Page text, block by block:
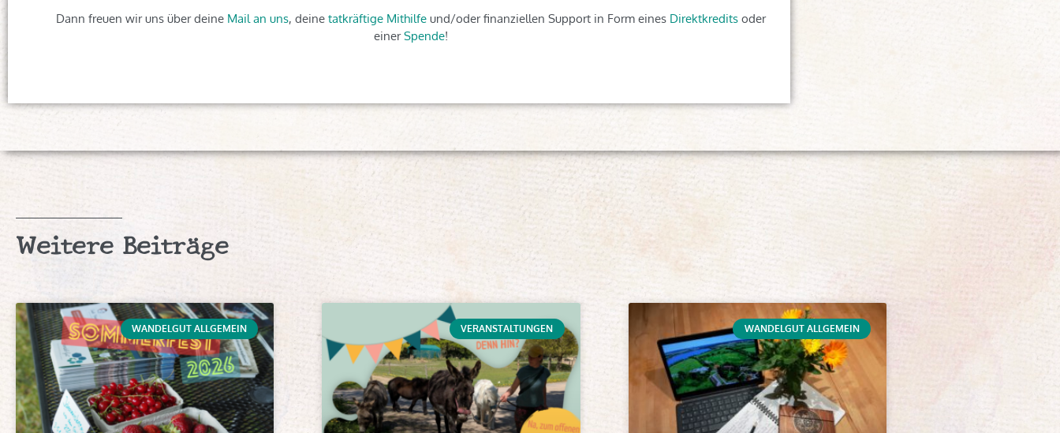
Dann freuen wir uns über deine Mail an uns, deine tatkräftige Mithilfe und/oder finanziellen Support in Form eines Direktkredits oder
einerSpende!
Weitere Beiträge
WANDELGUT ALLGEMEIN VERANSTALTUNGEN WANDELGUT ALLGEMEIN